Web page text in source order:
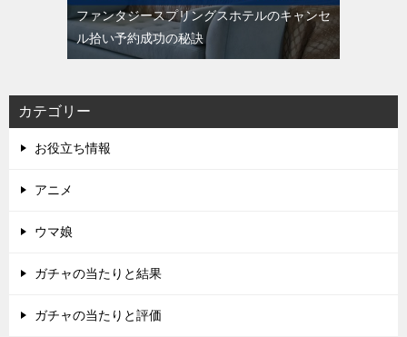
ファンタジースプリングスホテルのキャンセ
ル拾い予約成功の秘訣
カテゴリー
お役立ち情報
アニメ
ウマ娘
ガチャの当たりと結果
ガチャの当たりと評価